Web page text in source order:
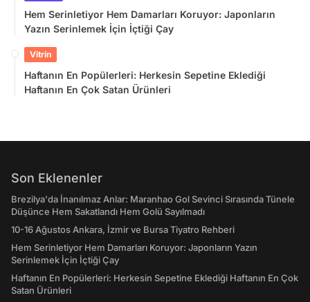
Hem Serinletiyor Hem Damarları Koruyor: Japonların
Yazın Serinlemek İçin İçtiği Çay
Vitrin
Haftanın En Popülerleri: Herkesin Sepetine Eklediği
Haftanın En Çok Satan Ürünleri
Son Eklenenler
Brezilya'da İnanılmaz Anlar: Maranhao Gol Sevinci Sırasında Tünele
Düşünce Hem Sakatlandı Hem Golü Sayılmadı
10-16 Ağustos Ankara, İzmir ve Bursa Tiyatro Rehberi
Hem Serinletiyor Hem Damarları Koruyor: Japonların Yazın
Serinlemek İçin İçtiği Çay
Haftanın En Popülerleri: Herkesin Sepetine Eklediği Haftanın En Çok
Satan Ürünleri